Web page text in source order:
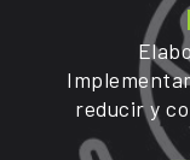
reducir y